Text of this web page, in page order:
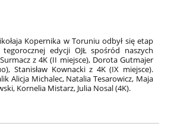
Kopernika w Toruniu odbył się etap
edycji OJŁ spośród naszych
z 4K (II miejsce), Dorota Gutmajer
Stanisław Kownacki z 4K (IX miejsce).
Alicja Michalec, Natalia Tesarowicz, Maja
Kornelia Mistarz, Julia Nosal (4K).